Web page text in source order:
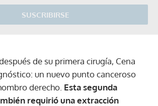
SUSCRIBIRSE
de su primera cirugía, Cena
un nuevo punto canceroso
derecho. Esta segunda
requirió una extracción